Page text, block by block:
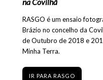
RASGO é um ensaio
Brázio no concelho da
de Outubro de 2018 e
Minha Terra.
IR PARA RASGO